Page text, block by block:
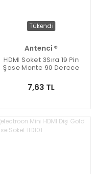
Tükendi
Antenci ®
HDMI Soket 3Sıra 19 Pin
Şase Monte 90 Derece
7,63 TL